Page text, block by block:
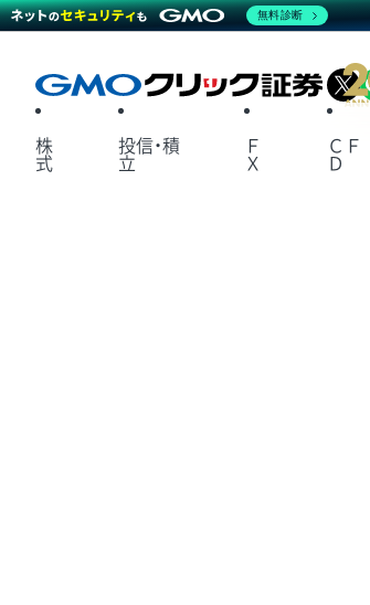
株
式
投信・積
立
Ｆ
Ｘ
ＣＦ
Ｄ
無料診断